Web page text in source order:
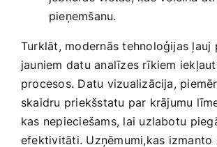
pieņemšanu.
Turklāt, modernās tehnoloģijas​ ļauj
jauniem datu analīzes rīkiem
procesos. Datu vizualizācija,
‍skaidru priekšstatu par krājumu
kas ​nepieciešams, ‌lai‍ uzlabotu
efektivitāti. Uzņēmumi,kas ⁣izmanto